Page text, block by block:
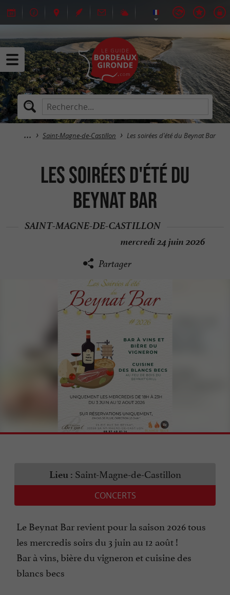
Saint-Magne-de-Castillon Les soirées d'été du Beynat Bar
Les soirées d'été du
Beynat Bar
SAINT-MAGNE-DE-CASTILLON
mercredi 24 juin 2026
Partager
Lieu : Saint-Magne-de-Castillon
CONCERTS
Le Beynat Bar revient pour la saison 2026 tous
les mercredis soirs du 3 juin au 12 août !
Bar à vins, bière du vigneron et cuisine des
blancs becs